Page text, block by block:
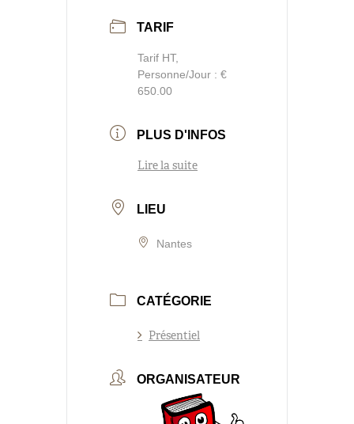
TARIF
Tarif HT,
Personne/Jour : €
650.00
PLUS D'INFOS
Lire la suite
LIEU
Nantes
CATÉGORIE
Présentiel
ORGANISATEUR